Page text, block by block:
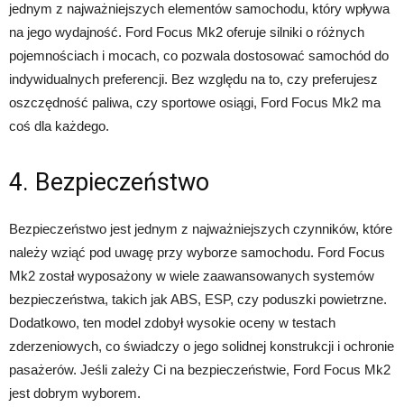
jednym z najważniejszych elementów samochodu, który wpływa
na jego wydajność. Ford Focus Mk2 oferuje silniki o różnych
pojemnościach i mocach, co pozwala dostosować samochód do
indywidualnych preferencji. Bez względu na to, czy preferujesz
oszczędność paliwa, czy sportowe osiągi, Ford Focus Mk2 ma
coś dla każdego.
4. Bezpieczeństwo
Bezpieczeństwo jest jednym z najważniejszych czynników, które
należy wziąć pod uwagę przy wyborze samochodu. Ford Focus
Mk2 został wyposażony w wiele zaawansowanych systemów
bezpieczeństwa, takich jak ABS, ESP, czy poduszki powietrzne.
Dodatkowo, ten model zdobył wysokie oceny w testach
zderzeniowych, co świadczy o jego solidnej konstrukcji i ochronie
pasażerów. Jeśli zależy Ci na bezpieczeństwie, Ford Focus Mk2
jest dobrym wyborem.